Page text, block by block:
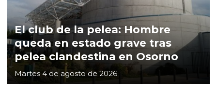
El club de la pelea: Hombre
queda en estado grave tras
pelea clandestina en Osorno
Martes 4 de agosto de 2026